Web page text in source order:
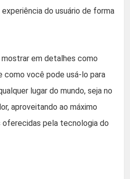
do usuário de forma
em detalhes como
como você pode usá-lo para
lugar do mundo, seja no
aproveitando ao máximo
oferecidas pela tecnologia do